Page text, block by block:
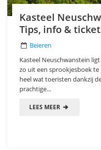
Kasteel
Tips, info &
Beieren
Kasteel Neuschwanstein
zo uit een sprookjesboek
heel wat toeristen dankzij
prachtige...
LEES MEER